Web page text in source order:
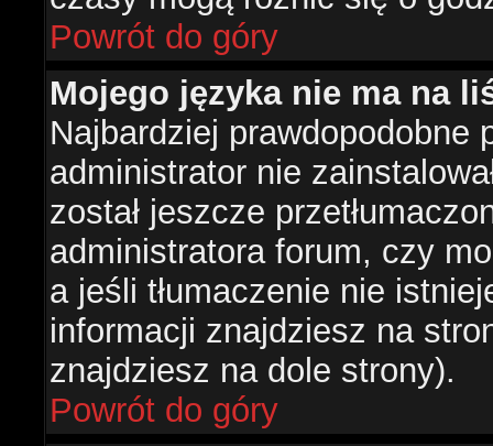
Powrót do góry
Mojego języka nie ma na
Najbardziej prawdopodobne
administrator nie
został jeszcze
administratora forum, czy
a jeśli tłumaczenie nie
informacji znajdziesz na
znajdziesz na dole strony).
Powrót do góry